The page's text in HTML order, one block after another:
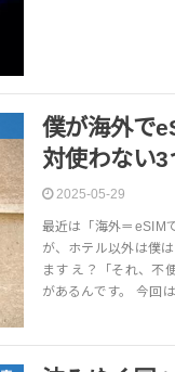
僕が海外で
対使わない3
2025-05-29
最近は「海外＝eSIM
が、ホテル以外は僕
ます え？「それ、不
があるんです。 今回